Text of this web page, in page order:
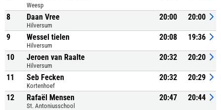
Weesp
8 Daan Vree
Hilversum
20:00 20:00
9 Wessel tielen
Hilversum
20:08 19:36
10 Jeroen van Raalte
Hilversum
20:32 20:20
11 Seb Fecken
Kortenhoef
20:32 20:29
12 Rafaël Mensen
St. Antoniusschool
20:47 20:44